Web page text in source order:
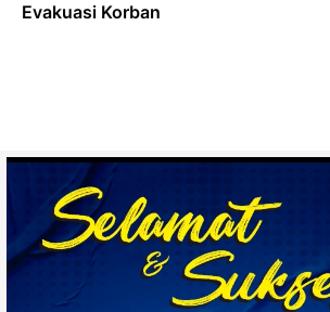
Evakuasi Korban